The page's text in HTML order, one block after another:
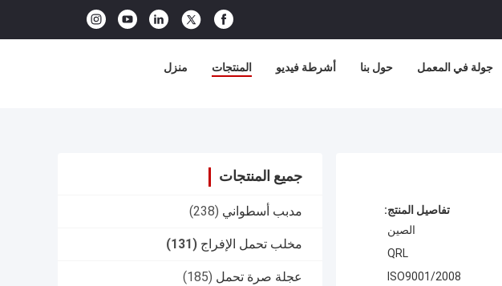
منزل المنتجات أشرطة فيديو حول بنا جولة في المعمل
جميع المنتجات
مدبب أسطواني (238)
مخلب تحمل الإفراج (131)
عجلة صرة تحمل (185)
تفاصيل المنتج:
الصين
QRL
ISO9001/2008